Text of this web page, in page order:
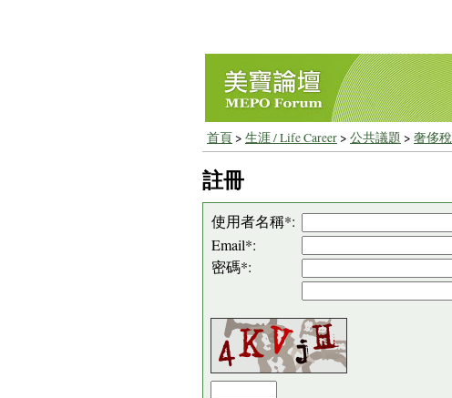
首頁> 生涯 / Life Career> 公共議題 > 奢侈稅
註冊
使用者名稱*:
Email*:
密碼*: